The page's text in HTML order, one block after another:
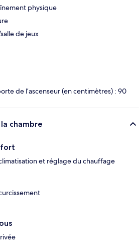
physique
de jeux
de l’ascenseur (en centimètres) : 90
chambre
et réglage du chauffage